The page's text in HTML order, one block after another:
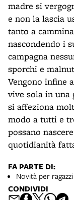
madre si
e non la lascia
tanto a
nascondendo i
campagna
sporchi e
Vengono infine
vive sola in una
si affeziona
modo a tutti e
possano
quotidianità
FA PARTE DI:
Novità per
CONDIVIDI